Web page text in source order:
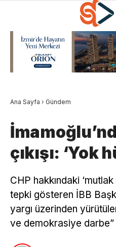
Ana Sayfa › Gündem
çıkışı: ‘Yok
CHP hakkındaki
tepki gösteren İBB
yargı üzerinden
ve demokrasiye